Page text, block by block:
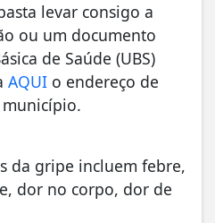
levar consigo a
ou um documento
de Saúde (UBS)
AQUI o endereço de
da gripe incluem febre,
dor no corpo, dor de